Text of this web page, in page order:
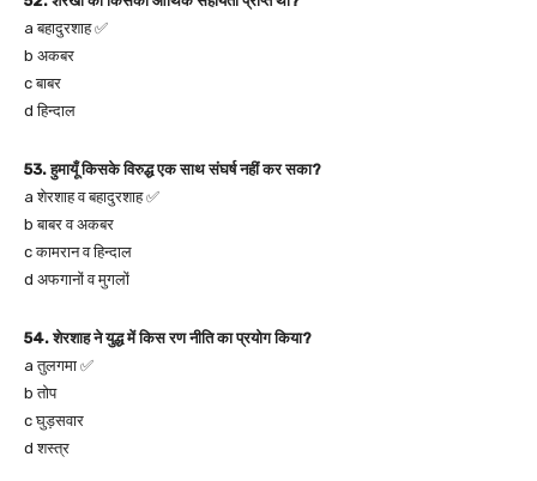
a बहादुरशाह ✅
b अकबर
c बाबर
d हिन्दाल
53. हुमायूँ किसके विरुद्ध एक साथ संघर्ष नहीं कर सका?
a शेरशाह व बहादुरशाह ✅
b बाबर व अकबर
c कामरान व हिन्दाल
d अफगानों व मुगलों
54. शेरशाह ने युद्ध में किस रण नीति का प्रयोग किया?
a तुलगमा ✅
b तोप
c घुड़सवार
d शस्त्र